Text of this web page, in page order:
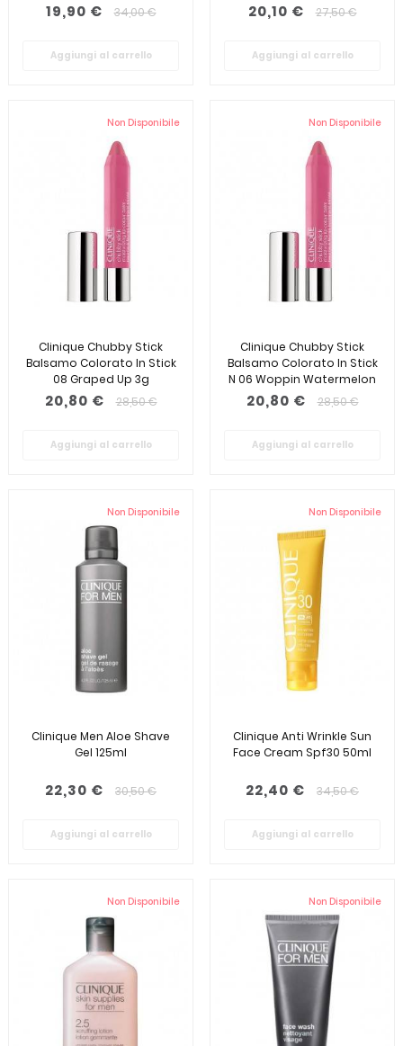
19,90 € 34,00 €
Aggiungi al carrello
20,10 € 27,50 €
Aggiungi al carrello
Non Disponibile
Clinique Chubby Stick
Balsamo Colorato In Stick
08 Graped Up 3g
20,80 € 28,50 €
Aggiungi al carrello
Non Disponibile
Clinique Chubby Stick
Balsamo Colorato In Stick
N 06 Woppin Watermelon
3g
20,80 € 28,50 €
Aggiungi al carrello
Non Disponibile
Clinique Men Aloe Shave
Gel 125ml
22,30 € 30,50 €
Aggiungi al carrello
Non Disponibile
Clinique Anti Wrinkle Sun
Face Cream Spf30 50ml
22,40 € 34,50 €
Aggiungi al carrello
Non Disponibile Non Disponibile